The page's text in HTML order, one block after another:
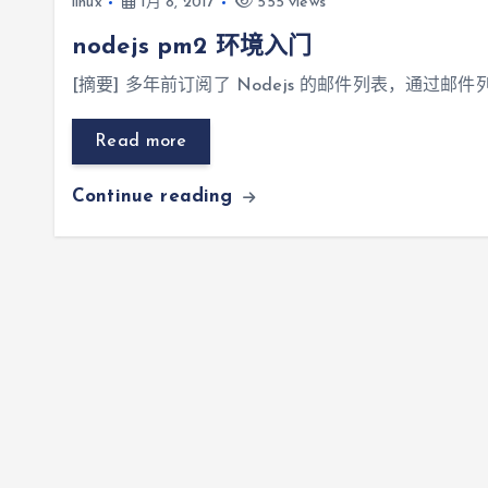
nodejs pm2 环境入门
[摘要] 多年前订阅了 Nodejs 的邮件列表，通过邮件
Read more
Continue reading